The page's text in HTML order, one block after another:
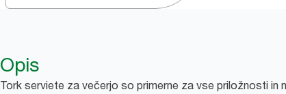
Opis
Tork serviete za večerjo so primerne za vse priložnosti